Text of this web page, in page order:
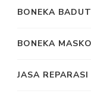
BONEKA BADUT
BONEKA
JASA